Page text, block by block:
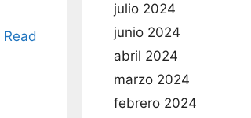
Read
julio 2024
junio 2024
abril 2024
marzo 2024
febrero 2024